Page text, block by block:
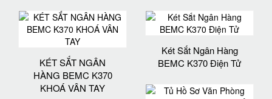
KÉT SẮT NGÂN
HÀNG BEMC K370
KHOÁ VÂN TAY
Két Sắt Ngân Hàng
BEMC K370 Điện Tử